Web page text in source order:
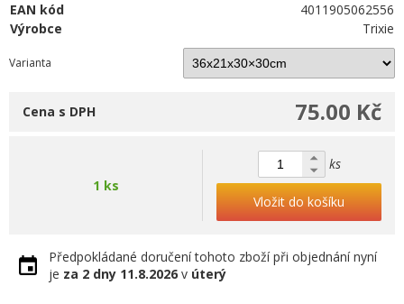
EAN kód
4011905062556
Výrobce
Trixie
Varianta
75.00 Kč
Cena s DPH
1 ks
ks
Vložit do košíku
Předpokládané doručení tohoto zboží při objednání nyní
je za 2 dny 11.8.2026 v úterý